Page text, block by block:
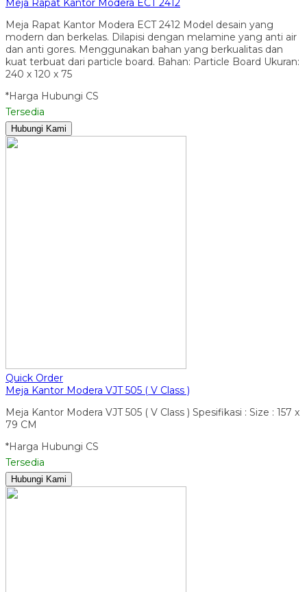
Meja Rapat Kantor Modera ECT 2412 Model desain yang
modern dan berkelas. Dilapisi dengan melamine yang anti air
dan anti gores. Menggunakan bahan yang berkualitas dan
kuat terbuat dari particle board. Bahan: Particle Board Ukuran:
240 x 120 x 75
*Harga Hubungi CS
Tersedia
Hubungi Kami
Quick Order
Meja Kantor Modera VJT 505 ( V Class )
Meja Kantor Modera VJT 505 ( V Class ) Spesifikasi : Size : 157 x
79 CM
*Harga Hubungi CS
Tersedia
Hubungi Kami